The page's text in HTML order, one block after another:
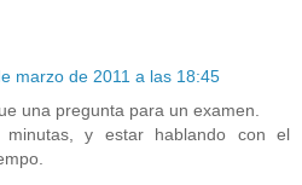
marzo de 2011 a las 18:45
una pregunta para un examen.
y estar hablando con el